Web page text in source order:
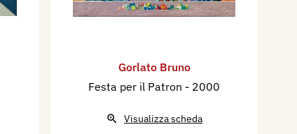
Gorlato Bruno
Festa per il Patron - 2000
Visualizza scheda